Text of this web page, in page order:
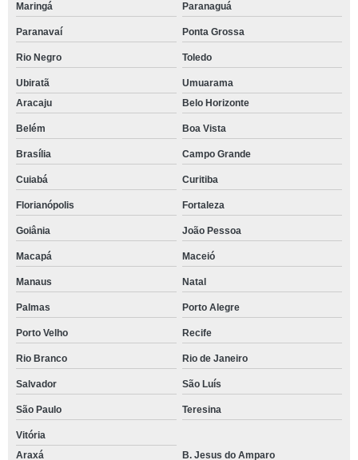
Maringá Paranaguá
Paranavaí Ponta Grossa
Rio Negro Toledo
Ubiratã
Umuarama
Aracaju
Belo Horizonte
Belém Boa Vista
Brasília Campo Grande
Cuiabá Curitiba
Florianópolis Fortaleza
Goiânia João Pessoa
Macapá Maceió
Manaus Natal
Palmas Porto Alegre
Porto Velho Recife
Rio Branco Rio de Janeiro
Salvador São Luís
São Paulo Teresina
Vitória
Araxá
B. Jesus do Amparo